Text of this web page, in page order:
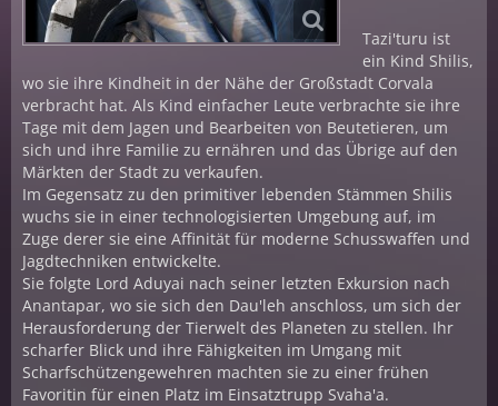
Tazi'turu ist
ein Kind Shilis,
wo sie ihre Kindheit in der Nähe der Großstadt Corvala
verbracht hat. Als Kind einfacher Leute verbrachte sie ihre
Tage mit dem Jagen und Bearbeiten von Beutetieren, um
sich und ihre Familie zu ernähren und das Übrige auf den
Märkten der Stadt zu verkaufen.
Im Gegensatz zu den primitiver lebenden Stämmen Shilis
wuchs sie in einer technologisierten Umgebung auf, im
Zuge derer sie eine Affinität für moderne Schusswaffen und
Jagdtechniken entwickelte.
Sie folgte Lord Aduyai nach seiner letzten Exkursion nach
Anantapar, wo sie sich den Dau'leh anschloss, um sich der
Herausforderung der Tierwelt des Planeten zu stellen. Ihr
scharfer Blick und ihre Fähigkeiten im Umgang mit
Scharfschützengewehren machten sie zu einer frühen
Favoritin für einen Platz im Einsatztrupp Svaha'a.